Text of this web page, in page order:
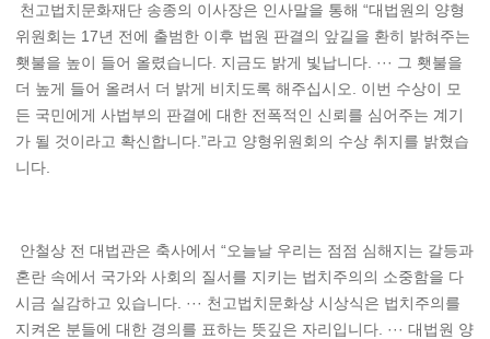
천고법치문화재단 송종의 이사장은 인사말을 통해 “대법원의 양형
위원회는 17년 전에 출범한 이후 법원 판결의 앞길을 환히 밝혀주는
횃불을 높이 들어 올렸습니다. 지금도 밝게 빛납니다. ··· 그 횃불을
더 높게 들어 올려서 더 밝게 비치도록 해주십시오. 이번 수상이 모
든 국민에게 사법부의 판결에 대한 전폭적인 신뢰를 심어주는 계기
가 될 것이라고 확신합니다.”라고 양형위원회의 수상 취지를 밝혔습
니다.
안철상 전 대법관은 축사에서 “오늘날 우리는 점점 심해지는 갈등과
혼란 속에서 국가와 사회의 질서를 지키는 법치주의의 소중함을 다
시금 실감하고 있습니다. ··· 천고법치문화상 시상식은 법치주의를
지켜온 분들에 대한 경의를 표하는 뜻깊은 자리입니다. ··· 대법원 양